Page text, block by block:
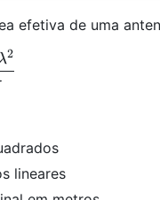
efetiva de uma
= \frac{G \cdot
2
lineares